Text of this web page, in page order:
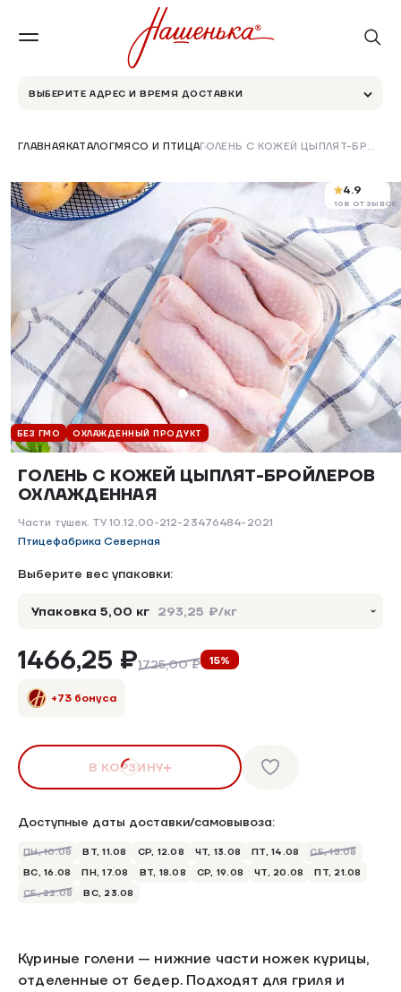
ВЫБЕРИТЕ АДРЕС И ВРЕМЯ ДОСТАВКИ
ГЛАВНАЯКАТАЛОГМЯСО И ПТИЦА ГОЛЕНЬ С КОЖЕЙ ЦЫПЛЯТ-БРОЙЛЕРОВ ОХЛАЖДЕННАЯ
4.9
108 ОТЗЫВОВ
БЕЗ ГМО ОХЛАЖДЕННЫЙ ПРОДУКТ
ГОЛЕНЬ С КОЖЕЙ ЦЫПЛЯТ-БРОЙЛЕРОВ
ОХЛАЖДЕННАЯ
Части тушек. ТУ 10.12.00-212-23476484-2021
Птицефабрика Северная
Доступные даты доставки/самовывоза:
ПН, 10.08 ВТ, 11.08 СР, 12.08 ЧТ, 13.08 ПТ, 14.08
СБ, 15.08
ВС, 16.08
ПН, 17.08 ВТ, 18.08 СР, 19.08 ЧТ, 20.08
ПТ, 21.08
СБ, 22.08
ВС, 23.08
Выберите вес упаковки:
Упаковка 5,00 кг 293,25 ₽/кг
1466,25 ₽1725,00 ₽ 15%
+73 бонуса
В КОРЗИНУ
Куриные голени — нижние части ножек курицы,
отделенные от бедер. Подходят для гриля и